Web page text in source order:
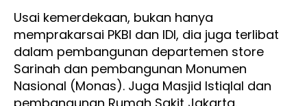
Usai kemerdekaan, bukan hanya
memprakarsai PKBI dan IDI, dia juga terlibat
dalam pembangunan departemen store
Sarinah dan pembangunan Monumen
Nasional (Monas). Juga Masjid Istiqlal dan